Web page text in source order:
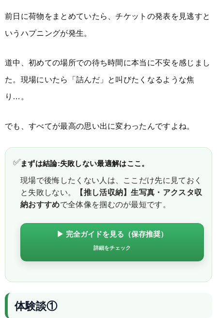
前日に荷物をまとめていたら、チケットの発表を見逃すと
いうハプニングが発生。
道中、初めての場所での待ち時間に本当に不安を感じまし
た。現場にいたら「詰んだ」と叫びたくなるような焦
り…。
でも、すべてが最高の思い出に変わったんですよね。
✅ まずは結論:失敗しない最適解はここ。
現場で後悔したくない人は、ここだけ先に見ておく
と失敗しない。
【推し活収納】生写真・アクスタ収
納おすすめで全体像を掴むのが最短です。
▶ 完全ガイドを見る（保存推奨）
詳細をチェック
体験談①